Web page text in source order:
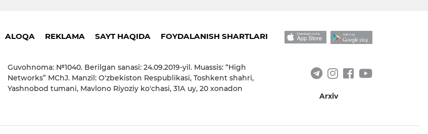
ALOQA REKLAMA SAYT HAQIDA FOYDALANISH SHARTLARI
Guvohnoma: №1040. Berilgan sanasi: 24.09.2019-yil. Muassis: “High
Networks” MChJ. Manzil: O'zbekiston Respublikasi, Toshkent shahri,
Yashnobod tumani, Mavlono Riyoziy ko'chasi, 31А uy, 20 xonadon
Arxiv